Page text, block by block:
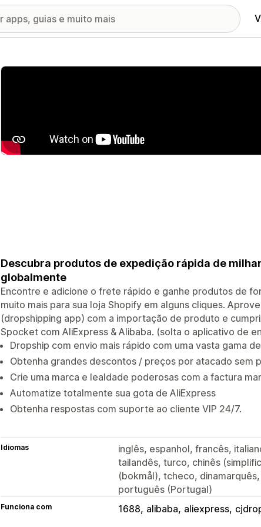
Galeria de imagens em destaque
Descubra produtos de expedição rápida de
globalmente
Encontre e adicione o frete rápido e ganhe produtos de
muito mais para sua loja Shopify em alguns cliques.
(dropshipping app) com a importação de produto e
Spocket com AliExpress & Alibaba. (solta o aplicativo de
Dropship com envio mais rápido com uma vasta gama
Obtenha grandes descontos / preços por atacado sem
Crie uma marca e lealdade poderosas com a factura
Automatize totalmente sua gota de AliExpress
Obtenha respostas com suporte ao cliente VIP 24/7.
Idiomas
inglês, espanhol, francês,
tailandês, turco, chinês
(bokmål), tcheco,
português (Portugal)
Funciona com 1688 alibaba aliexpress